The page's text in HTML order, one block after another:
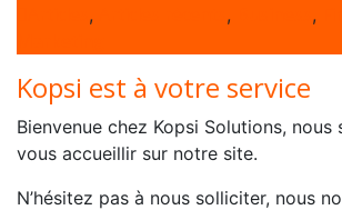
, , ,
Kopsi est à votre service
Bienvenue chez Kopsi Solutions, nous
vous accueillir sur notre site.
N’hésitez pas à nous solliciter, nous